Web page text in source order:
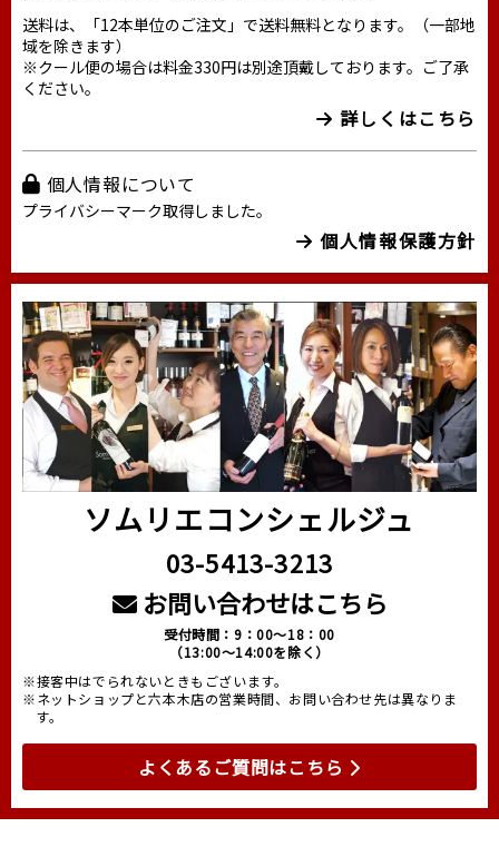
送料は、「12本単位のご注文」で送料無料となります。（一部地
域を除きます）
※クール便の場合は料金330円は別途頂戴しております。ご了承
ください。
詳しくはこちら
個人情報について
プライバシーマーク取得しました。
個人情報保護方針
ソムリエコンシェルジュ
03-5413-3213
お問い合わせはこちら
受付時間：9：00～18：00
（13:00～14:00を除く）
※接客中はでられないときもございます。
※ネットショップと六本木店の営業時間、お問い合わせ先は異なりま
す。
よくあるご質問はこちら